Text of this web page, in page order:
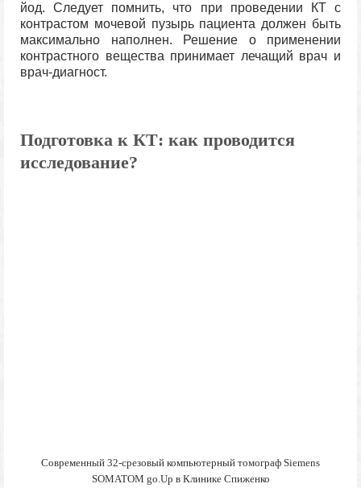
йод. Следует помнить, что при проведении КТ с
контрастом мочевой пузырь пациента должен быть
максимально наполнен. Решение о применении
контрастного вещества принимает лечащий врач и
врач-диагност.
Подготовка к КТ: как проводится
исследование?
Современный 32-срезовый компьютерный томограф Siemens
SOMATOM go.Up в Клинике Спиженко